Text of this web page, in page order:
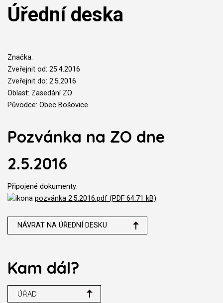
Úřední deska
Značka:
Zveřejnit od: 25.4.2016
Zveřejnit do: 2.5.2016
Oblast: Zasedání ZO
Původce: Obec Bošovice
Pozvánka na ZO dne
2.5.2016
Připojené dokumenty:
pozvánka 2.5.2016.pdf (PDF 64.71 kB)
NÁVRAT NA ÚŘEDNÍ DESKU
Kam dál?
ÚŘAD